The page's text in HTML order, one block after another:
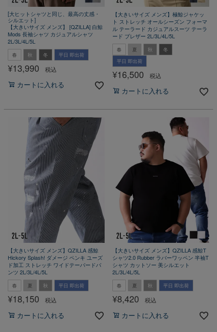
[大ヒットシャツと同じ、最高の丈感・
シルエット]
【大きいサイズ メンズ】 [QZILLA] 白鯨
Mods 長袖シャツ カジュアルシャツ
2L/3L/4L/5L
春 秋 冬 平日 即出荷
¥13,990 税込
カートに入れる
【大きいサイズ メンズ】極鯨ジャケッ
ト ストレッチ オールシーズン フォーマ
ル テーラード カジュアルスーツ テーラ
ード ブレザー 2L/3L/4L/5L
春 夏 秋
冬
平日 即出荷
¥16,500 税込
カートに入れる
【大きいサイズ メンズ】QZILLA 感鯨
Hickory Splash! ダメージ ペンキ ユーズ
ド加工 ストレッチ ワイドテーパードパ
ンツ 2L/3L/4L/5L
春 夏 秋 平日 即出荷
¥18,150 税込
カートに入れる
【大きいサイズ メンズ】QZILLA 感鯨T
シャツ2.0 Rubber ラバーワッペン 半袖T
シャツ カットソー 美シルエット
2L/3L/4L/5L
春 夏 秋 平日 即出荷
¥8,420 税込
カートに入れる